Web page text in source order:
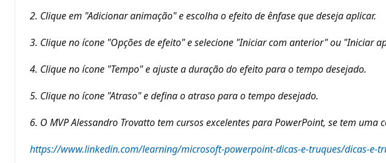
o
2. Clique em "Adicionar animação" e escolha o efeito de ênfase que deseja aplicar.
3. Clique no ícone "Opções de efeito" e selecione "Iniciar com anterior" ou "Iniciar
4. Clique no ícone "Tempo" e ajuste a duração do efeito para o tempo desejado.
5. Clique no ícone "Atraso" e defina o atraso para o tempo desejado.
6. O MVP Alessandro Trovatto tem cursos excelentes para PowerPoint, se tem
https://www.linkedin.com/learning/microsoft-powerpoint-dicas-e-truques/dicas-e-